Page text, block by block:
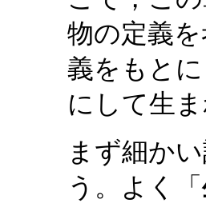
物の定義
義をもと
にして生
まず細か
う。よく「